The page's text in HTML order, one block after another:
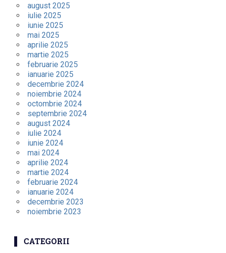
august 2025
iulie 2025
iunie 2025
mai 2025
aprilie 2025
martie 2025
februarie 2025
ianuarie 2025
decembrie 2024
noiembrie 2024
octombrie 2024
septembrie 2024
august 2024
iulie 2024
iunie 2024
mai 2024
aprilie 2024
martie 2024
februarie 2024
ianuarie 2024
decembrie 2023
noiembrie 2023
CATEGORII